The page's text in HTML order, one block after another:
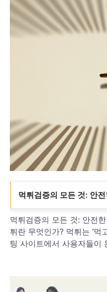
먹튀검증의 모든 것: 안
먹튀검증의 모든 것: 안전
튀란 무엇인가? 먹튀는 ‘먹
팅 사이트에서 사용자들이